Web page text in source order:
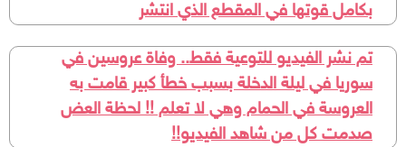
بكامل قوتها في المقطع الذي انتشر
تم نشر الفيديو للتوعية فقط.. وفاة عروسين في
سوريا في ليلة الدخلة بسبب خطأ كبير قامت به
العروسة في الحمام وهي لا تعلم !! لحظة العض
صدمت كل من شاهد الفيديو!!